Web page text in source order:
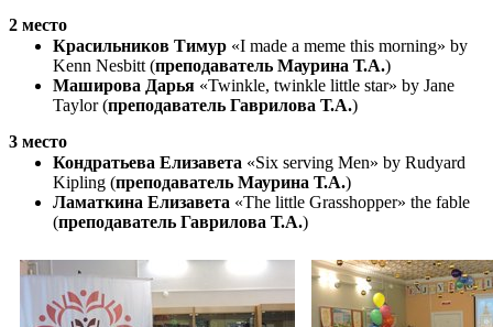
2 место
Красильников Тимур «I made a meme this morning» by
Kenn Nesbitt (преподаватель Маурина Т.А.)
Маширова Дарья «Twinkle, twinkle little star» by Jane
Taylor (преподаватель Гаврилова Т.А.)
3 место
Кондратьева Елизавета «Six serving Men» by Rudyard
Kipling (преподаватель Маурина Т.А.)
Ламаткина Елизавета «The little Grasshopper» the fable
(преподаватель Гаврилова Т.А.)